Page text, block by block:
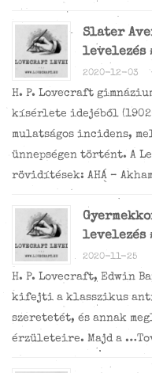
Slater
levelezés
2020-12-03
H. P. Lovecraft
kísérlete idejéből
mulatságos incidens,
ünnepségen történt. A
rövidítések: AHÁ –
levelezés
2020-11-25
H. P. Lovecraft, Edwin
kifejti a klasszikus
szeretetét, és annak
érzületeire. Majd a …